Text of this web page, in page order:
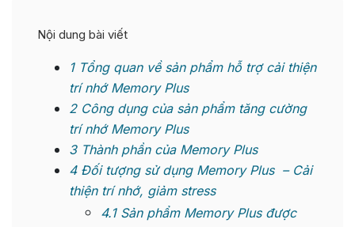
Nội dung bài viết
1Tổng quan về sản phẩm hỗ trợ cải thiện
trí nhớ Memory Plus
2Công dụng của sản phẩm tăng cường
trí nhớ Memory Plus
3Thành phần của Memory Plus
4Đối tượng sử dụng Memory Plus – Cải
thiện trí nhớ, giảm stress
4.1Sản phẩm Memory Plus được